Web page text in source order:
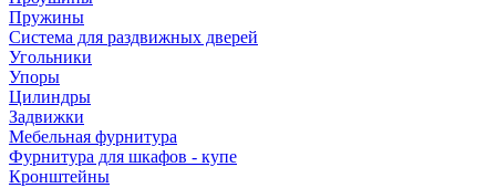
Пружины
Система для раздвижных дверей
Угольники
Упоры
Цилиндры
Задвижки
Мебельная фурнитура
Фурнитура для шкафов - купе
Кронштейны